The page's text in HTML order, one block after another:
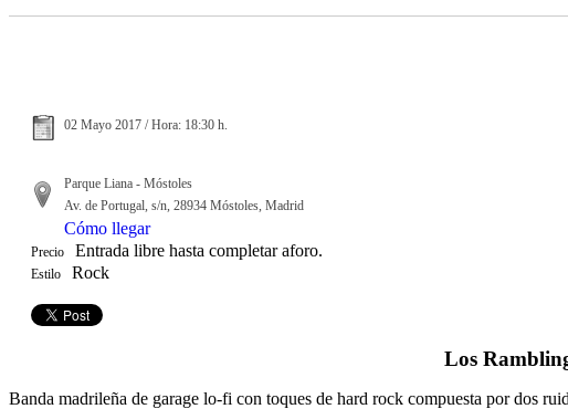
02 Mayo 2017 / Hora: 18:30 h.
Parque Liana - Móstoles
Av. de Portugal, s/n, 28934 Móstoles, Madrid
Cómo llegar
Precio Entrada libre hasta completar aforo.
Estilo Rock
Los
Banda madrileña de garage lo-fi con toques de hard rock compuesta por dos